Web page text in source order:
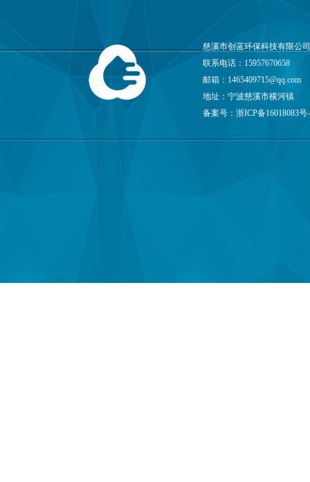
慈溪市创蓝环保科技有限公
联系电话：15957670658
邮箱： 1465409715@qq.com
地址：宁波慈溪市横河镇
备案号： 浙ICP备16018083号